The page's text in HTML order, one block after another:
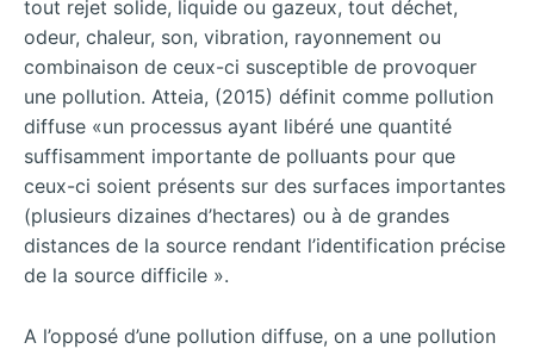
tout rejet solide, liquide ou gazeux, tout déchet,
odeur, chaleur, son, vibration, rayonnement ou
combinaison de ceux-ci susceptible de provoquer
une pollution. Atteia, (2015) définit comme pollution
diffuse «un processus ayant libéré une quantité
suffisamment importante de polluants pour que
ceux-ci soient présents sur des surfaces importantes
(plusieurs dizaines d’hectares) ou à de grandes
distances de la source rendant l’identification précise
de la source difficile ».
A l’opposé d’une pollution diffuse, on a une pollution